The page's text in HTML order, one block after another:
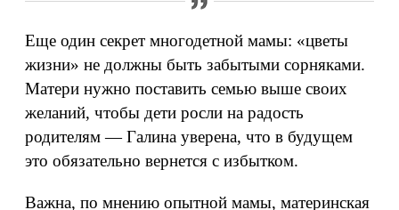
Еще один секрет многодетной мамы: «цветы
жизни» не должны быть забытыми сорняками.
Матери нужно поставить семью выше своих
желаний, чтобы дети росли на радость
родителям — Галина уверена, что в будущем
это обязательно вернется с избытком.
Важна, по мнению опытной мамы, материнская